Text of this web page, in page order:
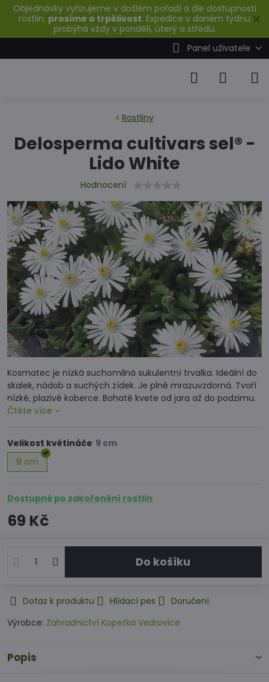
✕
Objednávky vyřizujeme v došlém pořadí a dle dostupnosti
rostlin, prosíme o trpělivost. Expedice v daném týdnu
probýhá vždy v pondělí, úterý a středu.
Panel uživatele
Rostliny
Delosperma cultivars sel® -
Lido White
Hodnocení
Kosmatec je nízká suchomilná sukulentní trvalka. Ideální do
skalek, nádob a suchých zídek. Je plně mrazuvzdorná. Tvoří
nízké, plazivé koberce. Bohatě kvete od jara až do podzimu.
Čtěte více
Velikost květináče
9 cm
Dostupné po zakořenění rostlin
69 Kč
Do košíku
Dotaz k produktu Hlídací pes
Doručení
Výrobce: Zahradnictví Kopetka Vedrovice
Popis